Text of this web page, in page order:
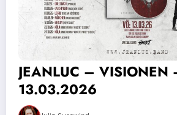
JEANLUC – VISIONEN
13.03.2026